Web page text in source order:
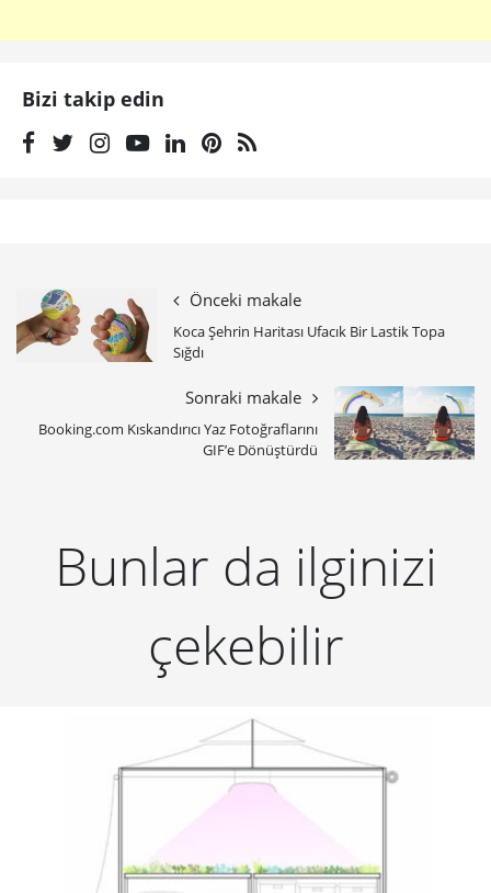
Bizi takip edin
Önceki makale
Koca Şehrin Haritası Ufacık Bir Lastik Topa
Sığdı
Sonraki makale
Booking.com Kıskandırıcı Yaz Fotoğraflarını
GIF’e Dönüştürdü
Bunlar da ilginizi
çekebilir